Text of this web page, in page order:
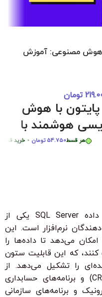
هر قسط 54.750 تومان • خرید قسطی با
هوش مصنوعی: آموزش
تومان
پایتون با هوش
هوشمند با
به راحتی مهارت‌های
تا پیشرفته با کمک هوش
الگوریتم‌های پیچیده را
دانلود و تماشای آنلاین."
بدون کارمزد
قسطی با ترب‌پی بدون کارمزد
اتصال برنامه‌های C# به پایگاه داده SQL Server یکی از
نرم‌افزار است. این
امکان می‌دهد تا داده‌ها را
کنند، که این قابلیت ستون
را تشکیل می‌دهد. از
سیستم‌های مدیریت مشتری (CRM) و برنامه‌های حسابداری
و برنامه‌های سازمانی